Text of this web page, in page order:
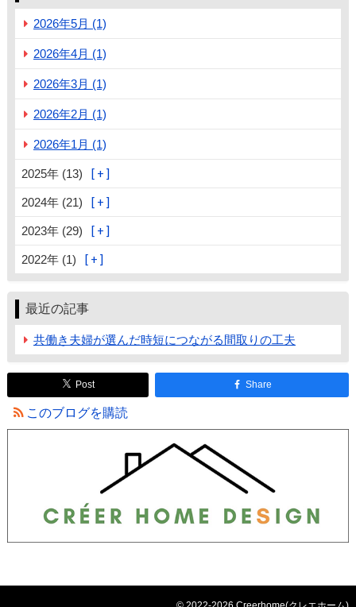
2026年5月 (1)
2026年4月 (1)
2026年3月 (1)
2026年2月 (1)
2026年1月 (1)
2025年 (13)
2024年 (21)
2023年 (29)
2022年 (1)
最近の記事
共働き夫婦が選んだ時短につながる間取りの工夫
Post Share
このブログを購読